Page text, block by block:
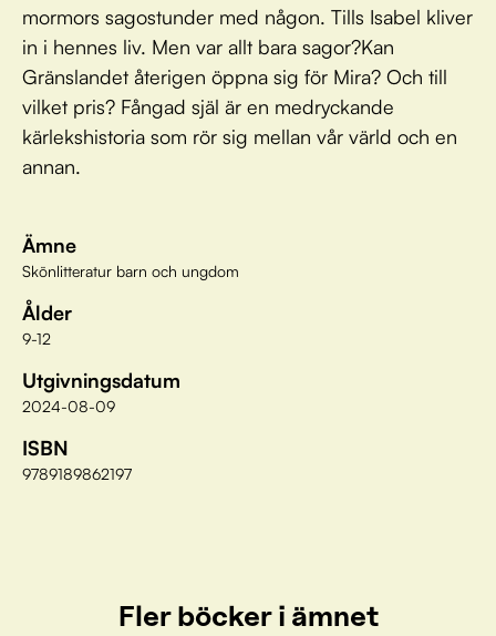
mormors sagostunder med någon. Tills Isabel kliver
in i hennes liv. Men var allt bara sagor?Kan
Gränslandet återigen öppna sig för Mira? Och till
vilket pris? Fångad själ är en medryckande
kärlekshistoria som rör sig mellan vår värld och en
annan.
Ämne
Skönlitteratur barn och ungdom
Ålder
9-12
Utgivningsdatum
2024-08-09
ISBN
9789189862197
Fler böcker i ämnet